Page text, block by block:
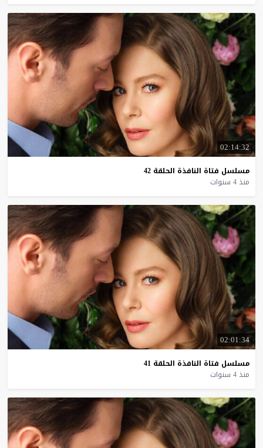
02:14:32
مسلسل فتاة النافذة الحلقة 42
منذ 4 سنوات
02:01:34
مسلسل فتاة النافذة الحلقة 41
منذ 4 سنوات